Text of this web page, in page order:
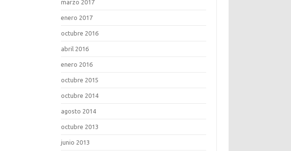
marzo 2017
enero 2017
octubre 2016
abril 2016
enero 2016
octubre 2015
octubre 2014
agosto 2014
octubre 2013
junio 2013